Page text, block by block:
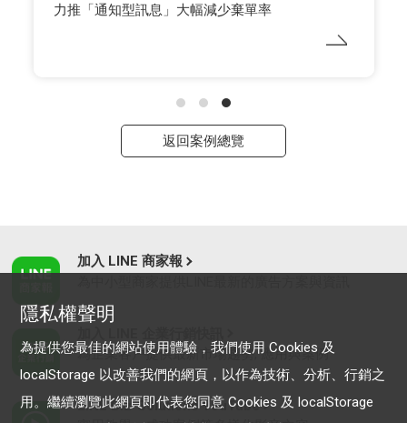
力推「通知型訊息」大幅減少棄單率
返回案例總覽
加入 LINE 商家報
為企業客戶提供最新市場趨勢, 應用與案例
LINE Biz-Solutions YouTube
隱私權聲明
為提供您最佳的網站使用體驗，我們使用 Cookies 及
localStorage 以改善我們的網頁，以作為技術、分析、行銷之
用。繼續瀏覽此網頁即代表您同意 Cookies 及 localStorage